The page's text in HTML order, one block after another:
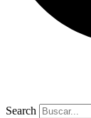
Search